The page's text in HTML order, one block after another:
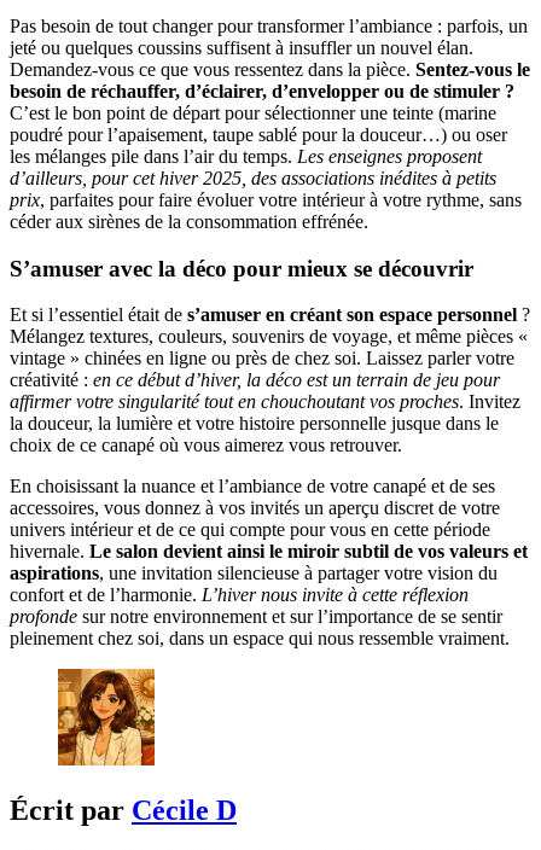
Pas besoin de tout changer pour transformer l’ambiance : parfois, un
jeté ou quelques coussins suffisent à insuffler un nouvel élan.
Demandez-vous ce que vous ressentez dans la pièce. Sentez-vous le
besoin de réchauffer, d’éclairer, d’envelopper ou de stimuler ?
C’est le bon point de départ pour sélectionner une teinte (marine
poudré pour l’apaisement, taupe sablé pour la douceur…) ou oser
les mélanges pile dans l’air du temps. Les enseignes proposent
d’ailleurs, pour cet hiver 2025, des associations inédites à petits
prix, parfaites pour faire évoluer votre intérieur à votre rythme, sans
céder aux sirènes de la consommation effrénée.
S’amuser avec la déco pour mieux se découvrir
Et si l’essentiel était de s’amuser en créant son espace personnel ?
Mélangez textures, couleurs, souvenirs de voyage, et même pièces «
vintage » chinées en ligne ou près de chez soi. Laissez parler votre
créativité : en ce début d’hiver, la déco est un terrain de jeu pour
affirmer votre singularité tout en chouchoutant vos proches. Invitez
la douceur, la lumière et votre histoire personnelle jusque dans le
choix de ce canapé où vous aimerez vous retrouver.
En choisissant la nuance et l’ambiance de votre canapé et de ses
accessoires, vous donnez à vos invités un aperçu discret de votre
univers intérieur et de ce qui compte pour vous en cette période
hivernale. Le salon devient ainsi le miroir subtil de vos valeurs et
aspirations, une invitation silencieuse à partager votre vision du
confort et de l’harmonie. L’hiver nous invite à cette réflexion
profonde sur notre environnement et sur l’importance de se sentir
pleinement chez soi, dans un espace qui nous ressemble vraiment.
Écrit par Cécile D